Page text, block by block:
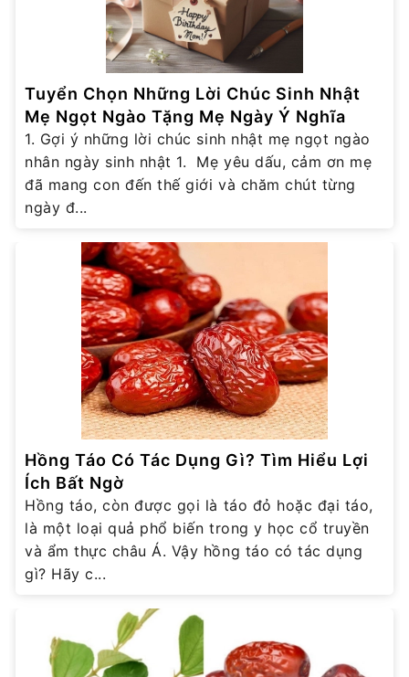
Tuyển Chọn Những Lời Chúc Sinh Nhật
Mẹ Ngọt Ngào Tặng Mẹ Ngày Ý Nghĩa
1. Gợi ý những lời chúc sinh nhật mẹ ngọt ngào
nhân ngày sinh nhật 1. Mẹ yêu dấu, cảm ơn mẹ
đã mang con đến thế giới và chăm chút từng
ngày đ...
Hồng Táo Có Tác Dụng Gì? Tìm Hiểu Lợi
Ích Bất Ngờ
Hồng táo, còn được gọi là táo đỏ hoặc đại táo,
là một loại quả phổ biến trong y học cổ truyền
và ẩm thực châu Á. Vậy hồng táo có tác dụng
gì? Hãy c...